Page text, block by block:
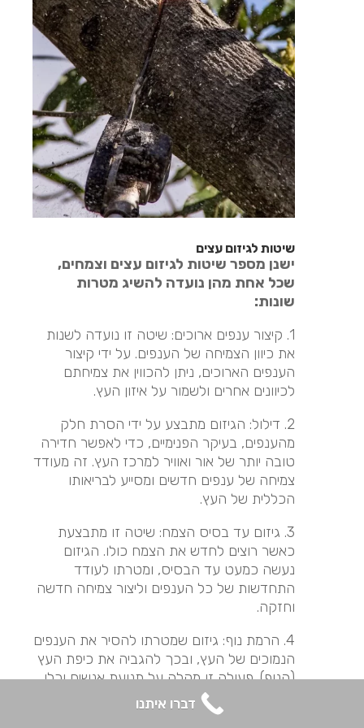
שיטות לגיזום עצים
ישנן מספר שיטות לגיזום עצים וצמחים,
שכל אחת מהן נועדה להשיג מטרות
שונות:
1. קיצור ענפים ארוכים: שיטה זו נועדה לשנות
את כיוון הצמיחה של הענפים. על ידי קיצור
הענפים הארוכים, ניתן להכווין את צמיחתם
לכיוונים אחרים ולשמור על איזון העץ.
2. דילול: הגיזום מתבצע על ידי הסרת חלק
מהענפים, בעיקר הפנימיים, כדי לאפשר חדירה
טובה יותר של אור ואוויר למרכז העץ. זה מעודד
צמיחה של ענפים חדשים ומסייע לבריאותו
הכללית של העץ.
3. גיזום עד בסיס הצמח: שיטה זו מתבצעת
כאשר רוצים לחדש את הצמח כולו. הגיזום
נעשה כמעט עד הבסיס, ומטרתו לעודד
התחדשות של כל הענפים וליצור צמיחה חדשה
וחזקה.
4. הרמת נוף: גיזום שמטרתו להסיר את הענפים
הנמוכים של העץ, ובכך להגביה את כיפת העץ
(הנוף). פעולה זו מקלה על תנועת אנשים וכלי
רכב מתחת לעץ והיא גם מאפשרת יותר אור
להיכנס לאזור שמתחת לעץ.
דברו איתנו